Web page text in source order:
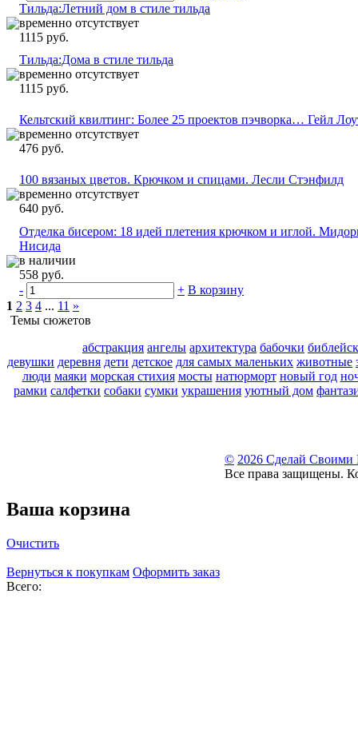
Тильда:Летний дом в стиле тильда
временно отсутствует
1115 руб.
Тильда:Дома в стиле тильда
временно отсутствует
1115 руб.
Кельтский квилтинг: Более 25 проектов пэчворка… Гейл
временно отсутствует
476 руб.
100 вязаных цветов. Крючком и спицами. Лесли Стэнфилд
временно отсутствует
640 руб.
Отделка бисером: 18 идей плетения крючком и иглой.
Нисида
в наличии
558 руб.
-
+ В корзину
1 2 3 4 ... 11 »
Темы сюжетов
абстракция ангелы архитектура бабочки
девушки деревня дети детское для самых маленьких животные
люди маяки морская стихия мосты натюрморт новый год
рамки салфетки собаки сумки украшения уютный дом
© 2026 Сделай Своими
Все права защищены.
Ваша корзина
Очистить
Вернуться к покупкам Оформить заказ
Всего: